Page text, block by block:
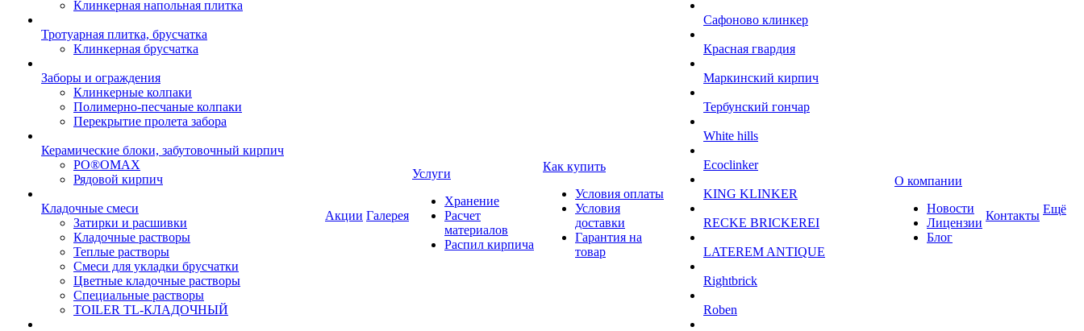
Клинкерная напольная плитка
Тротуарная плитка, брусчатка
Клинкерная брусчатка
Заборы и ограждения
Клинкерные колпаки
Полимерно-песчаные колпаки
Перекрытие пролета забора
Керамические блоки, забутовочный кирпич
PO®OMAX
Рядовой кирпич
Кладочные смеси
Затирки и расшивки
Кладочные растворы
Теплые растворы
Смеси для укладки брусчатки
Цветные кладочные растворы
Специальные растворы
TOILER TL-КЛАДОЧНЫЙ
Акции Галерея
Услуги
Хранение
Расчет
материалов
Распил кирпича
Как купить
Условия оплаты
Условия
доставки
Гарантия на
товар
Сафоново клинкер
Красная гвардия
Маркинский кирпич
Тербунский гончар
White hills
Ecoclinker
KING KLINKER
RECKE BRICKEREI
LATEREM ANTIQUE
Rightbrick
Roben
О компании
Новости
Лицензии
Блог
Контакты Ещё